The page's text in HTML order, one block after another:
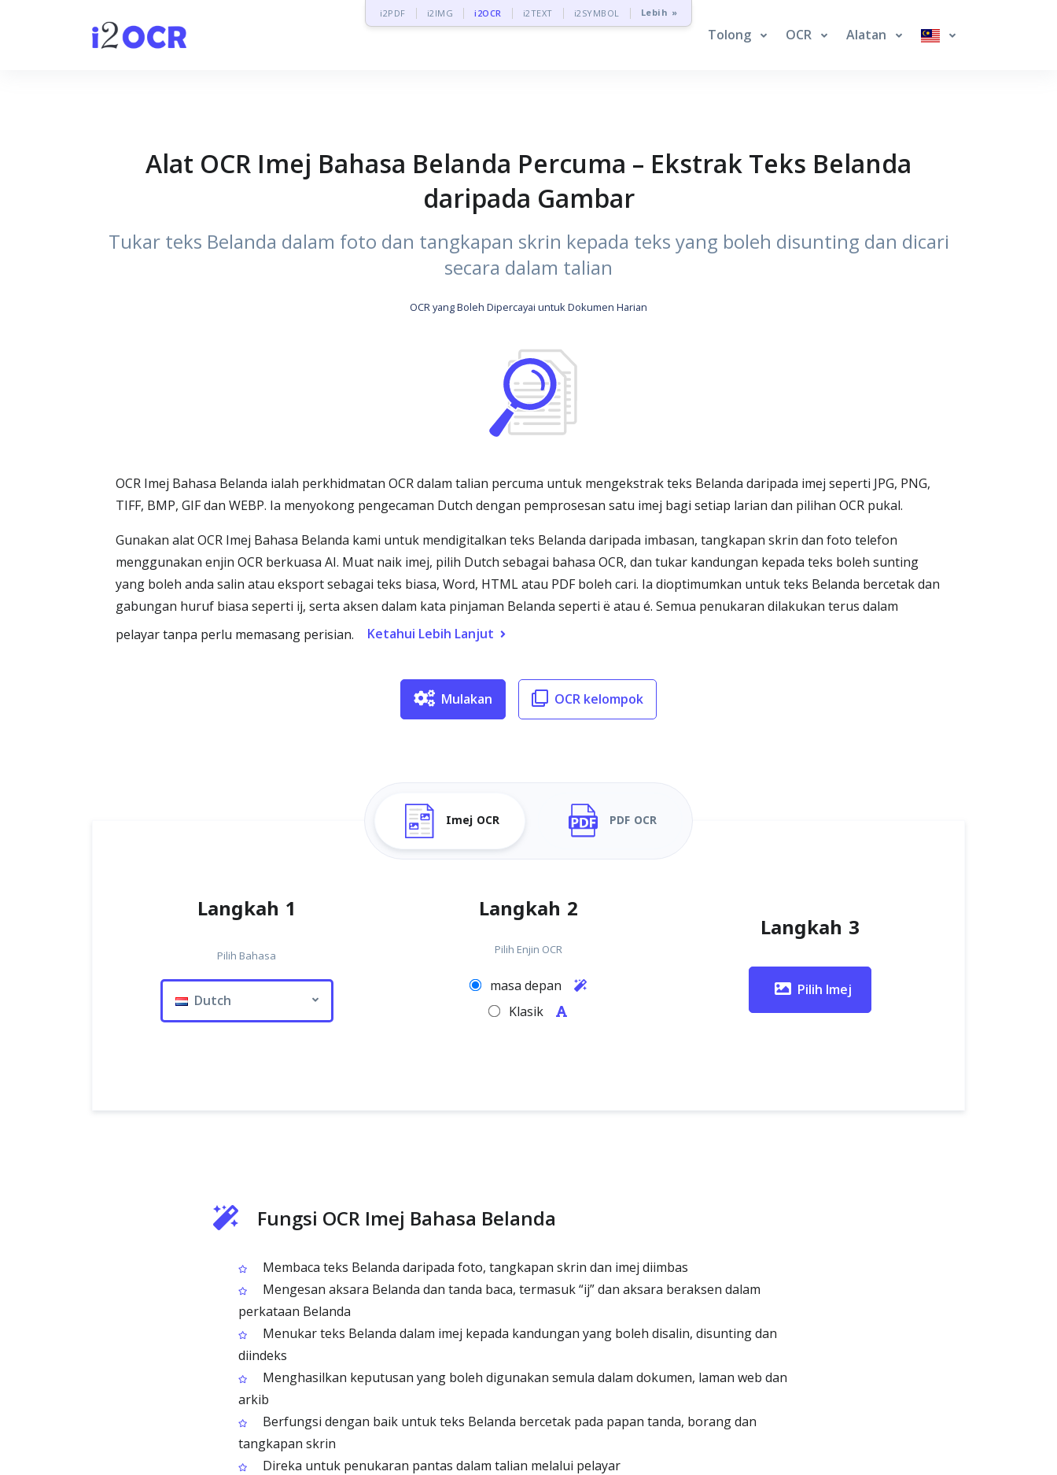
i2PDF i2IMG i2OCR i2TEXT i2SYMBOL Lebih »
Tolong OCR Alatan
Alat OCR Imej Bahasa Belanda Percuma – Ekstrak Teks Belanda
daripada Gambar
Tukar teks Belanda dalam foto dan tangkapan skrin kepada teks yang boleh disunting dan dicari
secara dalam talian
OCR yang Boleh Dipercayai untuk Dokumen Harian
OCR Imej Bahasa Belanda ialah perkhidmatan OCR dalam talian percuma untuk mengekstrak teks Belanda daripada imej seperti JPG, PNG,
TIFF, BMP, GIF dan WEBP. Ia menyokong pengecaman Dutch dengan pemprosesan satu imej bagi setiap larian dan pilihan OCR pukal.
Gunakan alat OCR Imej Bahasa Belanda kami untuk mendigitalkan teks Belanda daripada imbasan, tangkapan skrin dan foto telefon
menggunakan enjin OCR berkuasa AI. Muat naik imej, pilih Dutch sebagai bahasa OCR, dan tukar kandungan kepada teks boleh sunting
yang boleh anda salin atau eksport sebagai teks biasa, Word, HTML atau PDF boleh cari. Ia dioptimumkan untuk teks Belanda bercetak dan
gabungan huruf biasa seperti ij, serta aksen dalam kata pinjaman Belanda seperti ë atau é. Semua penukaran dilakukan terus dalam
pelayar tanpa perlu memasang perisian.
Ketahui Lebih Lanjut
Mulakan OCR kelompok
Imej OCR PDF OCR
Langkah 1
Pilih Bahasa
Dutch
Langkah 2
Pilih Enjin OCR
masa depan
Klasik
Langkah 3
Pilih Imej
Fungsi OCR Imej Bahasa Belanda
Membaca teks Belanda daripada foto, tangkapan skrin dan imej diimbas
Mengesan aksara Belanda dan tanda baca, termasuk “ij” dan aksara beraksen dalam
perkataan Belanda
Menukar teks Belanda dalam imej kepada kandungan yang boleh disalin, disunting dan
diindeks
Menghasilkan keputusan yang boleh digunakan semula dalam dokumen, laman web dan
arkib
Berfungsi dengan baik untuk teks Belanda bercetak pada papan tanda, borang dan
tangkapan skrin
Direka untuk penukaran pantas dalam talian melalui pelayar